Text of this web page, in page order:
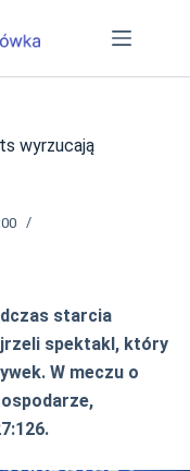
wyrzucają
starcia
spektakl, który
W meczu o